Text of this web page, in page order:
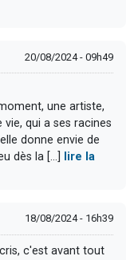
20/08/2024 - 09h49
une artiste,
qui a ses racines
donne envie de
dès la [...]
lire la
18/08/2024 - 16h39
c'est avant tout